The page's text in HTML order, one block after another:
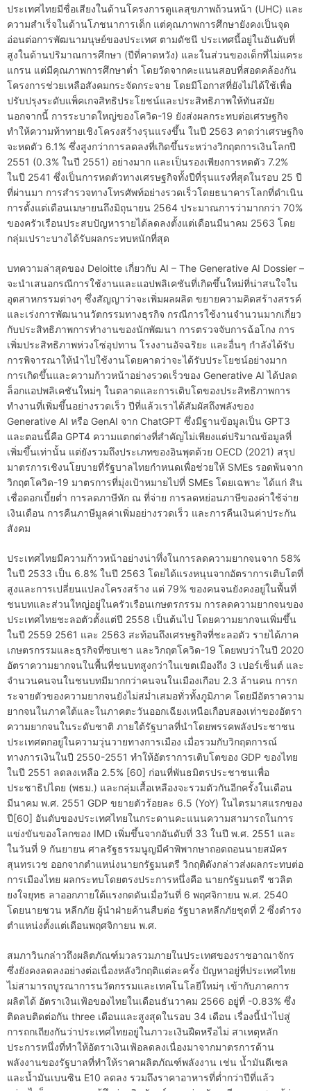
ประเทศไทยมีชื่อเสียงในด้านโครงการดูแลสุขภาพถ้วนหน้า (UHC) และ
ความสำเร็จในด้านโภชนาการเด็ก แต่คุณภาพการศึกษายังคงเป็นจุด
อ่อนต่อการพัฒนามนุษย์ของประเทศ ตามดัชนี ประเทศนี้อยู่ในอันดับที่
สูงในด้านปริมาณการศึกษา (ปีที่คาดหวัง) และในส่วนของเด็กที่ไม่แคระ
แกรน แต่มีคุณภาพการศึกษาต่ำ โดยวัดจากคะแนนสอบที่สอดคล้องกัน
โครงการช่วยเหลือสังคมกระจัดกระจาย โดยมีโอกาสที่ยังไม่ได้ใช้เพื่อ
ปรับปรุงระดับแพ็คเกจสิทธิประโยชน์และประสิทธิภาพให้ทันสมัย
นอกจากนี้ การระบาดใหญ่ของโควิด-19 ยังส่งผลกระทบต่อเศรษฐกิจ
ทำให้ความท้าทายเชิงโครงสร้างรุนแรงขึ้น ในปี 2563 คาดว่าเศรษฐกิจ
จะหดตัว 6.1% ซึ่งสูงกว่าการลดลงที่เกิดขึ้นระหว่างวิกฤตการเงินโลกปี
2551 (0.3% ในปี 2551) อย่างมาก และเป็นรองเพียงการหดตัว 7.2%
ในปี 2541 ซึ่งเป็นการหดตัวทางเศรษฐกิจทั้งปีที่รุนแรงที่สุดในรอบ 25 ปี
ที่ผ่านมา การสำรวจทางโทรศัพท์อย่างรวดเร็วโดยธนาคารโลกที่ดำเนิน
การตั้งแต่เดือนเมษายนถึงมิถุนายน 2564 ประมาณการว่ามากกว่า 70%
ของครัวเรือนประสบปัญหารายได้ลดลงตั้งแต่เดือนมีนาคม 2563 โดย
กลุ่มเปราะบางได้รับผลกระทบหนักที่สุด
บทความล่าสุดของ Deloitte เกี่ยวกับ AI – The Generative AI Dossier –
จะนำเสนอกรณีการใช้งานและแอปพลิเคชันที่เกิดขึ้นใหม่ที่น่าสนใจใน
อุตสาหกรรมต่างๆ ซึ่งสัญญาว่าจะเพิ่มผลผลิต ขยายความคิดสร้างสรรค์
และเร่งการพัฒนานวัตกรรมทางธุรกิจ กรณีการใช้งานจำนวนมากเกี่ยว
กับประสิทธิภาพการทำงานของนักพัฒนา การตรวจจับการฉ้อโกง การ
เพิ่มประสิทธิภาพห่วงโซ่อุปทาน โรงงานอัจฉริยะ และอื่นๆ กำลังได้รับ
การพิจารณาให้นำไปใช้งานโดยคาดว่าจะได้รับประโยชน์อย่างมาก
การเกิดขึ้นและความก้าวหน้าอย่างรวดเร็วของ Generative AI ได้ปลด
ล็อกแอปพลิเคชันใหม่ๆ ในตลาดและการเติบโตของประสิทธิภาพการ
ทำงานที่เพิ่มขึ้นอย่างรวดเร็ว ปีที่แล้วเราได้สัมผัสถึงพลังของ
Generative AI หรือ GenAI จาก ChatGPT ซึ่งมีฐานข้อมูลเป็น GPT3
และตอนนี้คือ GPT4 ความแตกต่างที่สำคัญไม่เพียงแต่ปริมาณข้อมูลที่
เพิ่มขึ้นเท่านั้น แต่ยังรวมถึงประเภทของอินพุตด้วย OECD (2021) สรุป
มาตรการเชิงนโยบายที่รัฐบาลไทยกำหนดเพื่อช่วยให้ SMEs รอดพ้นจาก
วิกฤตโควิด-19 มาตรการที่มุ่งเป้าหมายไปที่ SMEs โดยเฉพาะ ได้แก่ สิน
เชื่อดอกเบี้ยต่ำ การลดภาษีหัก ณ ที่จ่าย การลดหย่อนภาษีของค่าใช้จ่าย
เงินเดือน การคืนภาษีมูลค่าเพิ่มอย่างรวดเร็ว และการคืนเงินค่าประกัน
สังคม
ประเทศไทยมีความก้าวหน้าอย่างน่าทึ่งในการลดความยากจนจาก 58%
ในปี 2533 เป็น 6.8% ในปี 2563 โดยได้แรงหนุนจากอัตราการเติบโตที่
สูงและการเปลี่ยนแปลงโครงสร้าง แต่ 79% ของคนจนยังคงอยู่ในพื้นที่
ชนบทและส่วนใหญ่อยู่ในครัวเรือนเกษตรกรรม การลดความยากจนของ
ประเทศไทยชะลอตัวตั้งแต่ปี 2558 เป็นต้นไป โดยความยากจนเพิ่มขึ้น
ในปี 2559 2561 และ 2563 สะท้อนถึงเศรษฐกิจที่ชะลอตัว รายได้ภาค
เกษตรกรรมและธุรกิจที่ซบเซา และวิกฤตโควิด-19 โดยพบว่าในปี 2020
อัตราความยากจนในพื้นที่ชนบทสูงกว่าในเขตเมืองถึง 3 เปอร์เซ็นต์ และ
จำนวนคนจนในชนบทมีมากกว่าคนจนในเมืองเกือบ 2.3 ล้านคน การก
ระจายตัวของความยากจนยังไม่สม่ำเสมอทั่วทั้งภูมิภาค โดยมีอัตราความ
ยากจนในภาคใต้และในภาคตะวันออกเฉียงเหนือเกือบสองเท่าของอัตรา
ความยากจนในระดับชาติ ภายใต้รัฐบาลที่นำโดยพรรคพลังประชาชน
ประเทศตกอยู่ในความวุ่นวายทางการเมือง เมื่อรวมกับวิกฤตการณ์
ทางการเงินในปี 2550-2551 ทำให้อัตราการเติบโตของ GDP ของไทย
ในปี 2551 ลดลงเหลือ 2.5% [60] ก่อนที่พันธมิตรประชาชนเพื่อ
ประชาธิปไตย (พธม.) และกลุ่มเสื้อเหลืองจะรวมตัวกันอีกครั้งในเดือน
มีนาคม พ.ศ. 2551 GDP ขยายตัวร้อยละ 6.5 (YoY) ในไตรมาสแรกของ
ปี[60] อันดับของประเทศไทยในกระดานคะแนนความสามารถในการ
แข่งขันของโลกของ IMD เพิ่มขึ้นจากอันดับที่ 33 ในปี พ.ศ. 2551 และ
ในวันที่ 9 กันยายน ศาลรัฐธรรมนูญมีคำพิพากษาถอดถอนนายสมัคร
สุนทรเวช ออกจากตำแหน่งนายกรัฐมนตรี วิกฤติดังกล่าวส่งผลกระทบต่อ
การเมืองไทย ผลกระทบโดยตรงประการหนึ่งคือ นายกรัฐมนตรี ชวลิต
ยงใจยุทธ ลาออกภายใต้แรงกดดันเมื่อวันที่ 6 พฤศจิกายน พ.ศ. 2540
โดยนายชวน หลีกภัย ผู้นำฝ่ายค้านสืบต่อ รัฐบาลหลีกภัยชุดที่ 2 ซึ่งดำรง
ตำแหน่งตั้งแต่เดือนพฤศจิกายน พ.ศ.
สมภาวินกล่าวถึงผลิตภัณฑ์มวลรวมภายในประเทศของราชอาณาจักร
ซึ่งยังคงลดลงอย่างต่อเนื่องหลังวิกฤติแต่ละครั้ง ปัญหาอยู่ที่ประเทศไทย
ไม่สามารถบูรณาการนวัตกรรมและเทคโนโลยีใหม่ๆ เข้ากับภาคการ
ผลิตได้ อัตราเงินเฟ้อของไทยในเดือนธันวาคม 2566 อยู่ที่ -0.83% ซึ่ง
ติดลบติดต่อกัน three เดือนและสูงสุดในรอบ 34 เดือน เรื่องนี้นำไปสู่
การถกเถียงกันว่าประเทศไทยอยู่ในภาวะเงินฝืดหรือไม่ สาเหตุหลัก
ประการหนึ่งที่ทำให้อัตราเงินเฟ้อลดลงเนื่องมาจากมาตรการด้าน
พลังงานของรัฐบาลที่ทำให้ราคาผลิตภัณฑ์พลังงาน เช่น น้ำมันดีเซล
และน้ำมันเบนซิน E10 ลดลง รวมถึงราคาอาหารที่ต่ำกว่าปีที่แล้ว